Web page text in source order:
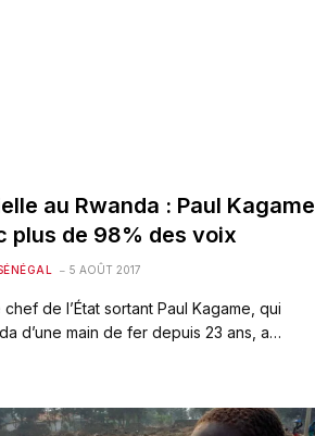
au Rwanda : Paul Kagame
plus de 98% des voix
5 AOÛT 2017
chef de l’État sortant Paul Kagame, qui
d’une main de fer depuis 23 ans, a…